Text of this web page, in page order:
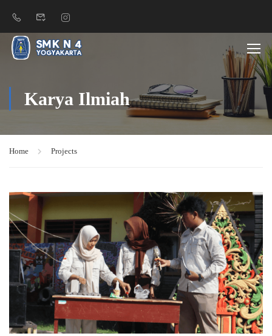
Karya Ilmiah
Home Projects